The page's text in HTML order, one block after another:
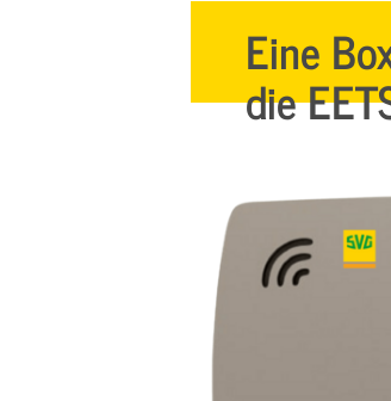
Eine
die